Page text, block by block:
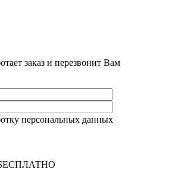
заказ и перезвонит Вам
персональных данных
БЕСПЛАТНО